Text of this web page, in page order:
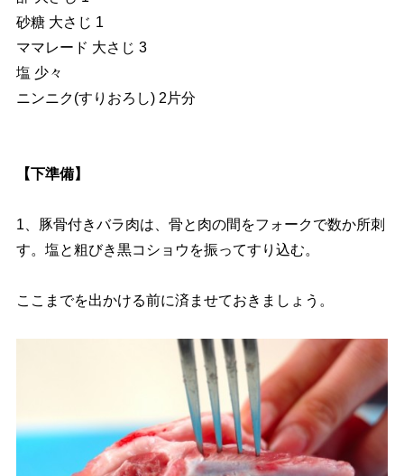
砂糖 大さじ 1
ママレード 大さじ 3
塩 少々
ニンニク(すりおろし) 2片分
【下準備】
1、豚骨付きバラ肉は、骨と肉の間をフォークで数か所刺
す。塩と粗びき黒コショウを振ってすり込む。
ここまでを出かける前に済ませておきましょう。